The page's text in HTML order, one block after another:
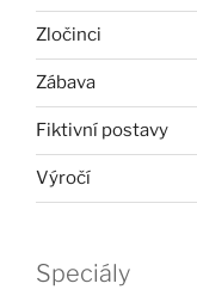
Zločinci
Zábava
Fiktivní postavy
Výročí
Speciály